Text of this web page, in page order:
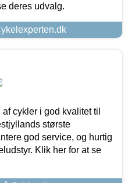
deres udvalg.
cykler i god kvalitet til
største
god service, og hurtig
Klik her for at se